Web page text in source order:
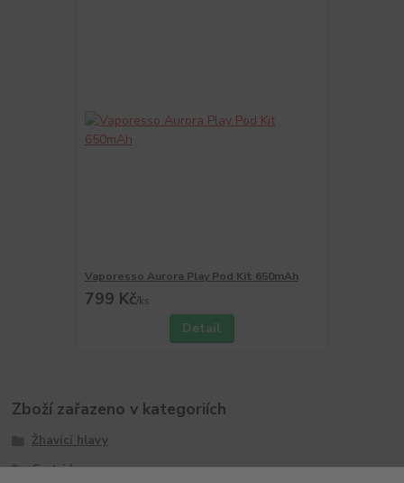
Vaporesso Aurora Play Pod Kit 650mAh
799 Kč/ks
Detail
Zboží zařazeno v kategoriích
Žhavící hlavy
Cartridge